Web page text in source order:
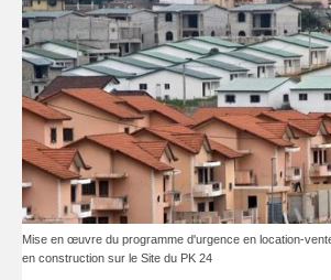
Mise en œuvre du programme d'urgence en location-
en construction sur le Site du PK 24